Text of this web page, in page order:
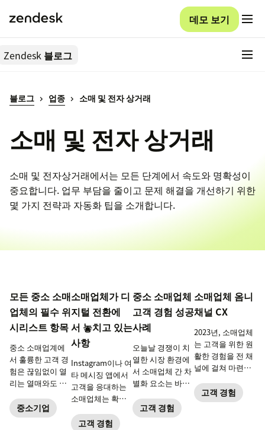
데모 보기
Zendesk 블로그
블로그 업종 소매 및 전자 상거래
소매 및 전자 상거래
소매 및 전자상거래에서는 모든 단계에서 속도와 명확성이
중요합니다. 업무 부담을 줄이고 문제 해결을 개선하기 위한
몇 가지 전략과 자동화 팁을 소개합니다.
모든 중소 소매
업체의 필수 위
시리스트 항목
중소 소매업계에
서 훌륭한 고객 경
험은 끊임없이 열
리는 열매와도 같
중소기업
소매업체가 디
지털 전환에
서 놓치고 있는
사항
Instagram이나 여
타 메시징 앱에서
고객을 응대하는
소매업체는 확실
고객 경험
중소 소매업체
고객 경험 성공
사례
오늘날 경쟁이 치
열한 시장 환경에
서 소매업체 간 차
별화 요소는 바로
비스입니다. 이번
ebook에서는, 고
고객 경험
소매업체 옴니
채널 CX
2023년, 소매업체
는 고객을 위한 원
활한 경험을 전 채
널에 걸쳐 마련해
고객 경험